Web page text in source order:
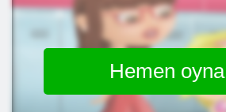
Hemen oyna